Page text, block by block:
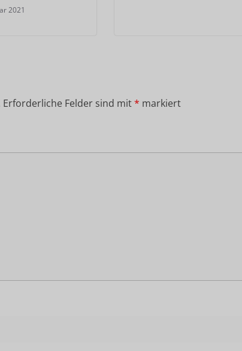
2021
Erforderliche Felder sind mit* markiert